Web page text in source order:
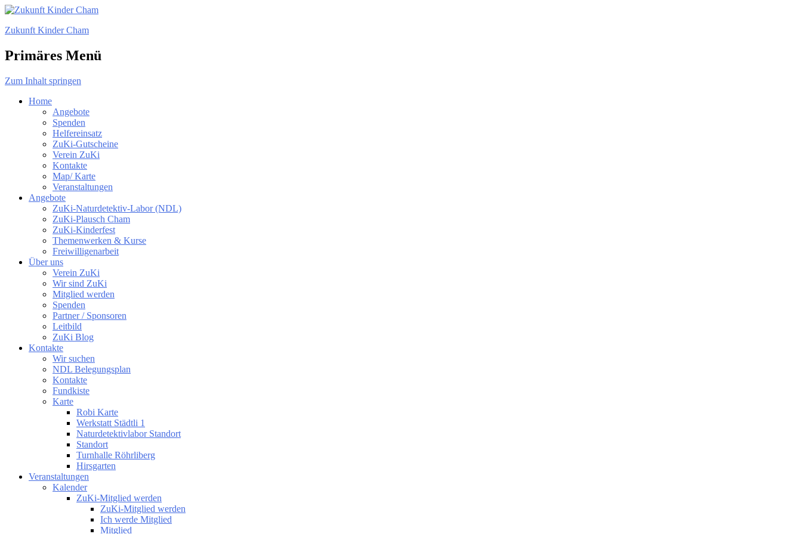
Zukunft Kinder Cham
Primäres Menü
Zum Inhalt springen
Home
Angebote
Spenden
Helfereinsatz
ZuKi-Gutscheine
Verein ZuKi
Kontakte
Map/ Karte
Veranstaltungen
Angebote
ZuKi-Naturdetektiv-Labor (NDL)
ZuKi-Plausch Cham
ZuKi-Kinderfest
Themenwerken & Kurse
Freiwilligenarbeit
Über uns
Verein ZuKi
Wir sind ZuKi
Mitglied werden
Spenden
Partner / Sponsoren
Leitbild
ZuKi Blog
Kontakte
Wir suchen
NDL Belegungsplan
Kontakte
Fundkiste
Karte
Robi Karte
Werkstatt Städtli 1
Naturdetektivlabor Standort
Standort
Turnhalle Röhrliberg
Hirsgarten
Veranstaltungen
Kalender
ZuKi-Mitglied werden
ZuKi-Mitglied werden
Ich werde Mitglied
Mitglied